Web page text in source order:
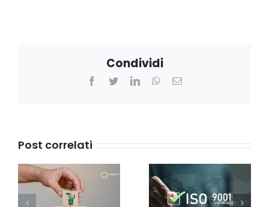
Condividi
Facebook
TwitterLinkedInWhatsApp
Email
Post correlati